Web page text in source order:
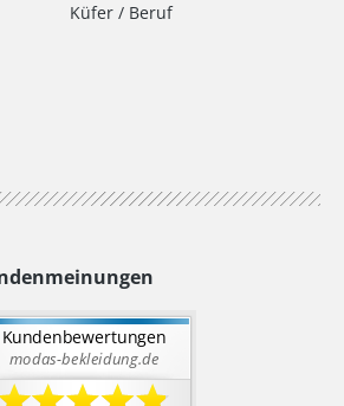
Küfer / Beruf